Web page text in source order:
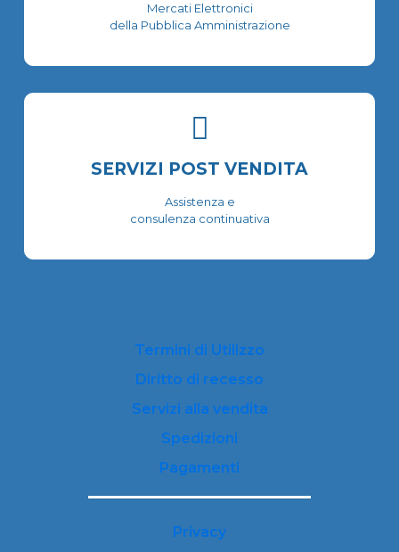
Mercati Elettronici
della Pubblica Amministrazione
SERVIZI POST VENDITA
Assistenza e
consulenza continuativa
Termini di Utilizzo
Diritto di recesso
Servizi alla vendita
Spedizioni
Pagamenti
Privacy